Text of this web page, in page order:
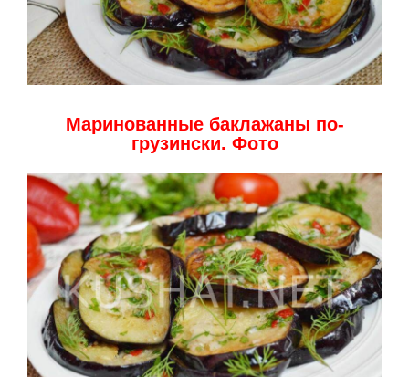
Маринованные баклажаны по-
грузински. Фото